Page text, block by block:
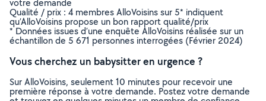
votre demande
Qualité / prix : 4 membres AlloVoisins sur 5* indiquent
qu’AlloVoisins propose un bon rapport qualité/prix
* Données issues d’une enquête AlloVoisins réalisée sur un
échantillon de 5 671 personnes interrogées (Février 2024)
Vous cherchez un babysitter en urgence ?
Sur AlloVoisins, seulement 10 minutes pour recevoir une
première réponse à votre demande. Postez votre demande